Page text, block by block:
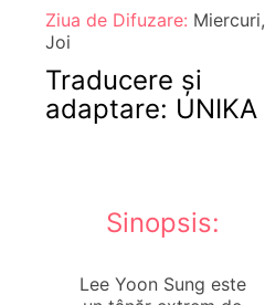
Ziua de Difuzare: Miercuri,
Joi
Traducere și
adaptare: UNIKA
Sinopsis:
Lee Yoon Sung este